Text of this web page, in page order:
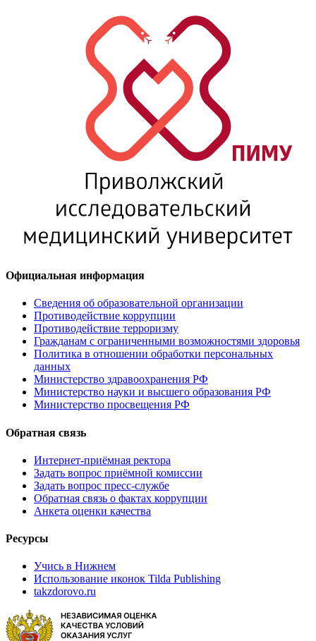
Официальная информация
Сведения об образовательной организации
Противодействие коррупции
Противодействие терроризму
Гражданам с ограниченными возможностями здоровья
Политика в отношении обработки персональных
данных
Министерство здравоохранения РФ
Министерство науки и высшего образования РФ
Министерство просвещения РФ
Обратная связь
Интернет-приёмная ректора
Задать вопрос приёмной комиссии
Задать вопрос пресс-службе
Обратная связь о фактах коррупции
Анкета оценки качества
Ресурсы
Учись в Нижнем
Использование иконок Tilda Publishing
takzdorovo.ru